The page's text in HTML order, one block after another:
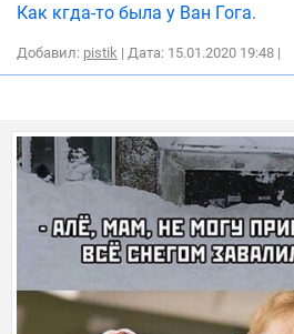
Как кгда-то была у Ван Гога.
Добавил: pistik | Дата: 15.01.2020 19:48 |